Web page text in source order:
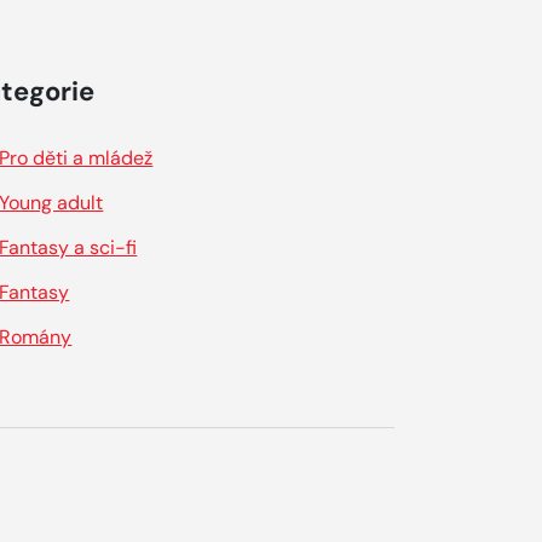
Pro děti a mládež
Young adult
Fantasy a sci-fi
Fantasy
Romány